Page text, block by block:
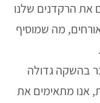
את הרקדנים שלנו
מה שמוסיף
בהשקה גדולה
אנו מתאימים את